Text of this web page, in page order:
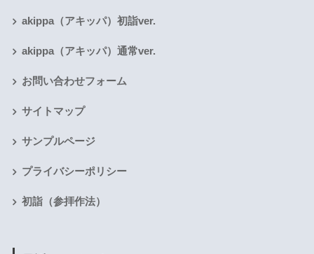
akippa（アキッパ）初詣ver.
akippa（アキッパ）通常ver.
お問い合わせフォーム
サイトマップ
サンプルページ
プライバシーポリシー
初詣（参拝作法）